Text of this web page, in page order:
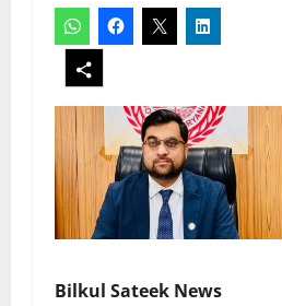
Bilkul Sateek News